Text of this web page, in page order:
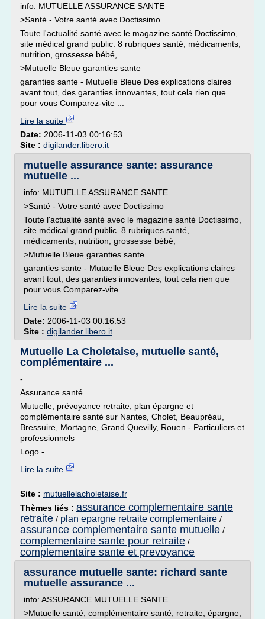
info: MUTUELLE ASSURANCE SANTE
>Santé - Votre santé avec Doctissimo
Toute l'actualité santé avec le magazine santé Doctissimo,
site médical grand public. 8 rubriques santé, médicaments,
nutrition, grossesse bébé,
>Mutuelle Bleue garanties sante
garanties sante - Mutuelle Bleue Des explications claires
avant tout, des garanties innovantes, tout cela rien que
pour vous Comparez-vite ...
Lire la suite
Date: 2006-11-03 00:16:53
Site : digilander.libero.it
mutuelle assurance sante: assurance
mutuelle ...
info: MUTUELLE ASSURANCE SANTE
>Santé - Votre santé avec Doctissimo
Toute l'actualité santé avec le magazine santé Doctissimo,
site médical grand public. 8 rubriques santé,
médicaments, nutrition, grossesse bébé,
>Mutuelle Bleue garanties sante
garanties sante - Mutuelle Bleue Des explications claires
avant tout, des garanties innovantes, tout cela rien que
pour vous Comparez-vite ...
Lire la suite
Date: 2006-11-03 00:16:53
Site : digilander.libero.it
Mutuelle La Choletaise, mutuelle santé,
complémentaire ...
-
Assurance santé
Mutuelle, prévoyance retraite, plan épargne et
complémentaire santé sur Nantes, Cholet, Beaupréau,
Bressuire, Mortagne, Grand Quevilly, Rouen - Particuliers et
professionnels
Logo -...
Lire la suite
Site : mutuellelacholetaise.fr
Thèmes liés : assurance complementaire sante
retraite / plan epargne retraite complementaire /
assurance complementaire sante mutuelle /
complementaire sante pour retraite /
complementaire sante et prevoyance
assurance mutuelle sante: richard sante
mutuelle assurance ...
info: ASSURANCE MUTUELLE SANTE
>Mutuelle santé, complémentaire santé, retraite, épargne,